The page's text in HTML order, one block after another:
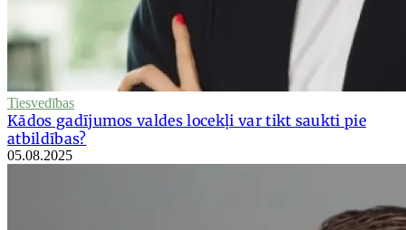
Tiesvedības
Kādos gadījumos valdes locekļi var tikt saukti pie
atbildības?
05.08.2025